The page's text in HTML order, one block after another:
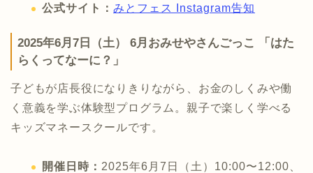
公式サイト： みとフェス Instagram告知
2025年6月7日（土） 6月おみせやさんごっこ 「はた
らくってなーに？」
子どもが店長役になりきりながら、お金のしくみや働
く意義を学ぶ体験型プログラム。親子で楽しく学べる
キッズマネースクールです。
開催日時： 2025年6月7日（土）10:00〜12:00、